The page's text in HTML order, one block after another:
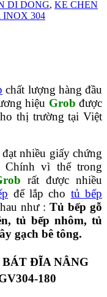
DI DONG, KE CHEN
304
chất lượng hàng đầu
hiệu Grob được
thị trường tại Việt
đạt nhiều giấy chứng
vì thế trong
rất được nhiều
để lắp cho tủ bếp
như : Tủ bếp gỗ
tủ bếp nhôm, tủ
gạch bê tông.
ĐĨA NÂNG
180